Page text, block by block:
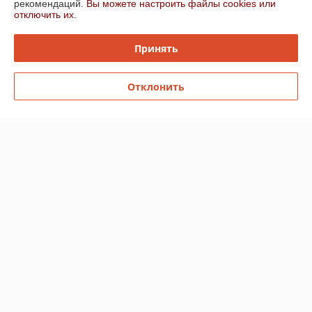
Доставка и оплата
Полная версия сайта
рекомендаций. Вы можете настроить файлы cookies или
отключить их.
Принять
Отклонить